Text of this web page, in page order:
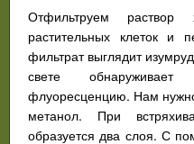
Отфильтруем раствор
растительных клеток и
фильтрат выглядит
свете обнаруживает
флуоресценцию. Нам
метанол. При
образуется два слоя. С